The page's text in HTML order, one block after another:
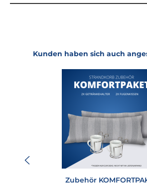
Produktgalerie überspringen
Kunden haben sich auch
Zubehör